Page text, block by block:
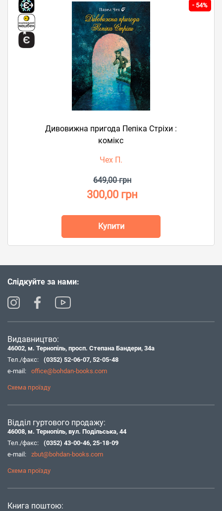
- 54%
Дивовижна пригода Пепіка Стріхи :
комікс
Чех П.
649,00 грн
300,00 грн
Купити
Слідкуйте за нами:
Видавництво:
46002, м. Тернопіль, просп. Степана Бандери, 34а
Тел./факс:
(0352) 52-06-07, 52-05-48
e-mail:
office@bohdan-books.com
Схема проїзду
Відділ гуртового продажу:
46008, м. Тернопіль, вул. Подільська, 44
Тел./факс:
(0352) 43-00-46, 25-18-09
e-mail:
zbut@bohdan-books.com
Схема проїзду
Книга поштою: